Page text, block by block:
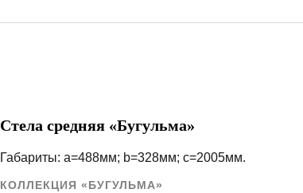
Стела средняя «Бугульма»
Габариты: a=488мм; b=328мм; c=2005мм.
КОЛЛЕКЦИЯ «БУГУЛЬМА»